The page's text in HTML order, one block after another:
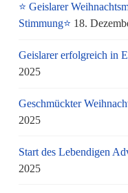
⭐ Geislarer
Stimmung⭐ 18.
Geislarer erfolgreich in
2025
Geschmückter
2025
Start des Lebendigen
2025